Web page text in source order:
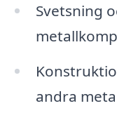
Svetsning
andra